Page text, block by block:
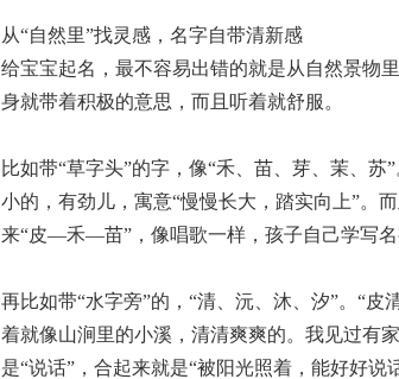
从“自然里”找灵感，名字自带清新感
给宝宝起名，最不容易出错的就是从自然景物
身就带着积极的意思，而且听着就舒服。
比如带“草字头”的字，像“禾、苗、芽、茉、
小的，有劲儿，寓意“慢慢长大，踏实向上”。
来“皮—禾—苗”，像唱歌一样，孩子自己学写名
再比如带“水字旁”的，“清、沅、沐、汐”。“
着就像山涧里的小溪，清清爽爽的。我见过有
是“说话”，合起来就是“被阳光照着，能好好说